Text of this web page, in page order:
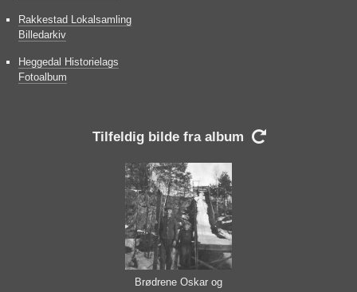
Rakkestad Lokalsamling
Billedarkiv
Heggedal Historielags
Fotoalbum
Tilfeldig bilde fra album 
Brødrene Oskar og